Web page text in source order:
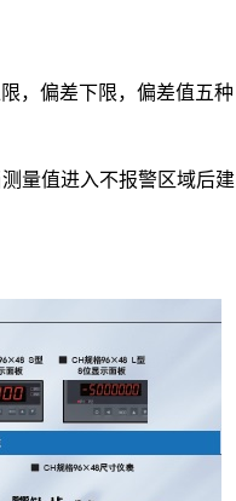
，偏差下限，偏差值五种
量值进入不报警区域后建